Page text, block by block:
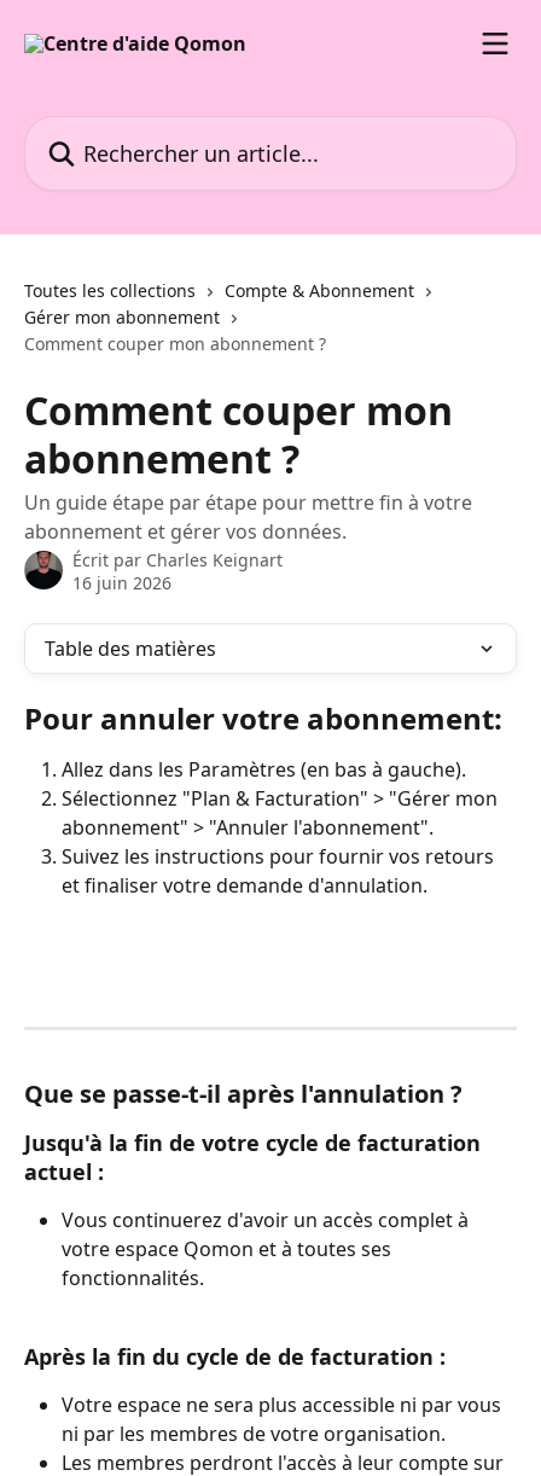
Toutes les collections
Compte & Abonnement
Gérer mon abonnement
Comment couper mon abonnement ?
Comment couper mon
abonnement ?
Un guide étape par étape pour mettre fin à votre
abonnement et gérer vos données.
Écrit par Charles Keignart
16 juin 2026
Table des matières
Pour annuler votre abonnement:
Allez dans les Paramètres (en bas à gauche).
Sélectionnez "Plan & Facturation" > "Gérer mon
abonnement" > "Annuler l'abonnement".
Suivez les instructions pour fournir vos retours
et finaliser votre demande d'annulation.
Que se passe-t-il après l'annulation ?
Jusqu'à la fin de votre cycle de facturation
actuel :
Vous continuerez d'avoir un accès complet à
votre espace Qomon et à toutes ses
fonctionnalités.
Après la fin du cycle de de facturation :
Votre espace ne sera plus accessible ni par vous
ni par les membres de votre organisation.
Les membres perdront l'accès à leur compte sur